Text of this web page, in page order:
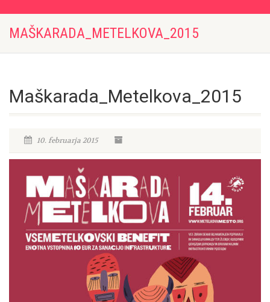
MAŠKARADA_METELKOVA_2015
Maškarada_Metelkova_2015
10. februarja 2015